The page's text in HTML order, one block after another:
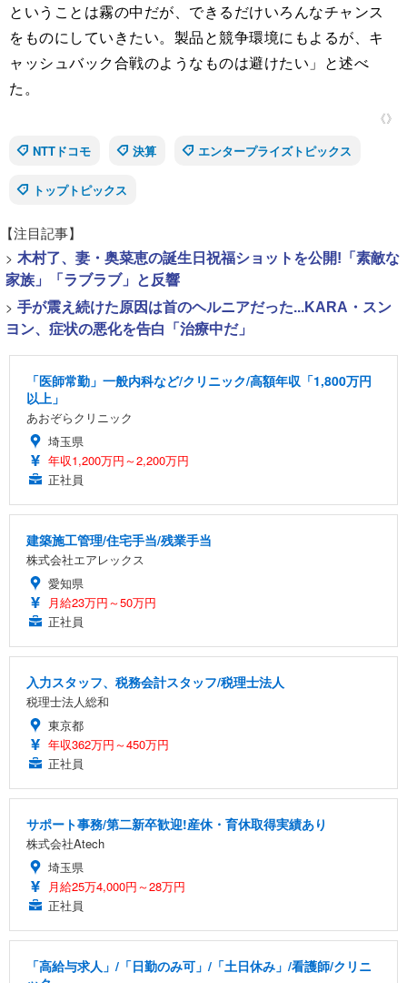
ということは霧の中だが、できるだけいろんなチャンス
をものにしていきたい。製品と競争環境にもよるが、キ
ャッシュバック合戦のようなものは避けたい」と述べ
た。
《》
NTTドコモ
決算 エンタープライズトピックス
トップトピックス
【注目記事】
> 木村了、妻・奥菜恵の誕生日祝福ショットを公開!「素敵な
家族」「ラブラブ」と反響
> 手が震え続けた原因は首のヘルニアだった...KARA・スン
ヨン、症状の悪化を告白「治療中だ」
「医師常勤」一般内科など/クリニック/高額年収「1,800万円
以上」
あおぞらクリニック
埼玉県
年収1,200万円～2,200万円
正社員
建築施工管理/住宅手当/残業手当
株式会社エアレックス
愛知県
月給23万円～50万円
正社員
入力スタッフ、税務会計スタッフ/税理士法人
税理士法人総和
東京都
年収362万円～450万円
正社員
サポート事務/第二新卒歓迎!産休・育休取得実績あり
株式会社Atech
埼玉県
月給25万4,000円～28万円
正社員
「高給与求人」/「日勤のみ可」/「土日休み」/看護師/クリニ